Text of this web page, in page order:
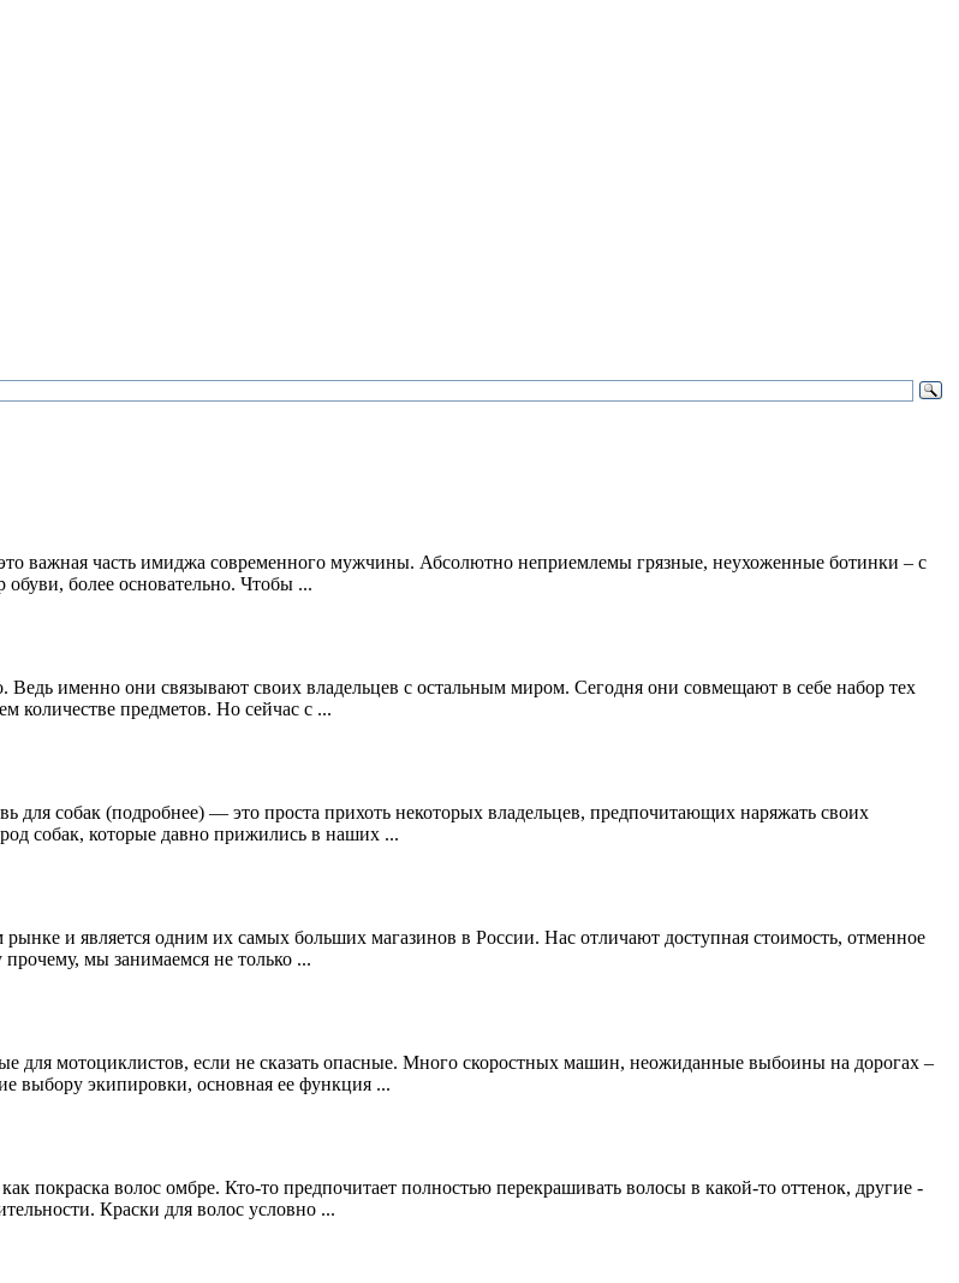
важная часть имиджа современного мужчины. Абсолютно неприемлемы грязные, неухоженные ботинки – с
обуви, более основательно. Чтобы ...
именно они связывают своих владельцев с остальным миром. Сегодня они совмещают в себе набор тех
количестве предметов. Но сейчас с ...
для собак (подробнее) — это проста прихоть некоторых владельцев, предпочитающих наряжать своих
собак, которые давно прижились в наших ...
и является одним их самых больших магазинов в России. Нас отличают доступная стоимость, отменное
мы занимаемся не только ...
для мотоциклистов, если не сказать опасные. Много скоростных машин, неожиданные выбоины на дорогах –
выбору экипировки, основная ее функция ...
покраска волос омбре. Кто-то предпочитает полностью перекрашивать волосы в какой-то оттенок, другие -
Краски для волос условно ...